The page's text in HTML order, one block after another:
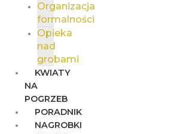
Organizacja
formalności
Opieka
nad
grobami
KWIATY
NA
POGRZEB
PORADNIK
NAGROBKI